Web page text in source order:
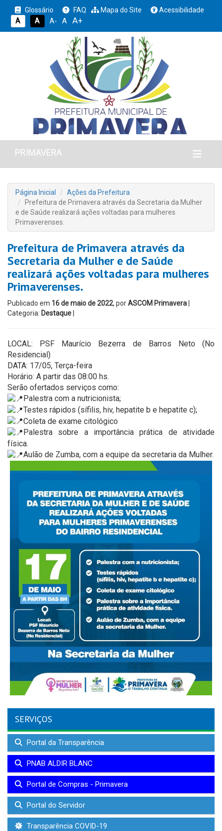
Glossário FAQ Mapa do Site
Acessibilidade
A
A A- A A+
PRIMAVERA
Página Inicial
Ações da Prefeitura
Prefeitura de Primavera através da Secretaria da Mulher
e de Saúde realizará ações voltadas para mulheres
Primaverenses.
Prefeitura de Primavera através da
Secretaria da Mulher e de Saúde
realizará ações voltadas para mulheres
Primaverenses.
Publicado em 16 de maio de 2022, porASCOM Primavera
Categoria: Destaque
LOCAL: PSF Maurício Bezerra de Barros Neto (No
Residencial)
DATA: 17/05, Terça-feira
Horário: A partir das 08:00 hs.
Serão ofertados serviços como:
Palestra com a nutricionista;
Testes rápidos (sífilis, hiv, hepatite b e hepatite c);
Coleta de exame citológico
Palestra sobre a importância prática de atividade
física.
Aulão de Zumba, com a equipe da secretaria da Mulher.
SERVIÇOS
Portal da Transparência
PNAB ALDIR BLANC
Portal de Compras - Primavera
Portal do Servidor
Transparência COVID-19